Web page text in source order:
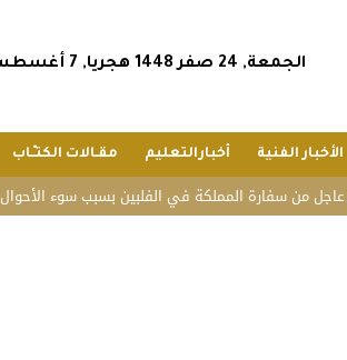
الجمعة, 24 صفر 1448 هجريا, 7 أغسطس 2026 ميلاديا.
الأخبار الفنية أخبارالتعليم مقـالات الكتـّـاب
سفارة المملكة في الفلبين بسبب سوء الأحوال الجوية